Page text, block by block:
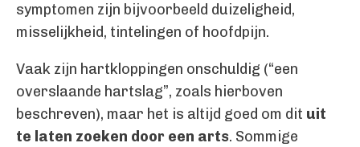
symptomen zijn bijvoorbeeld duizeligheid,
misselijkheid, tintelingen of hoofdpijn.
Vaak zijn hartkloppingen onschuldig (“een
overslaande hartslag”, zoals hierboven
beschreven), maar het is altijd goed om dit uit
te laten zoeken door een arts. Sommige